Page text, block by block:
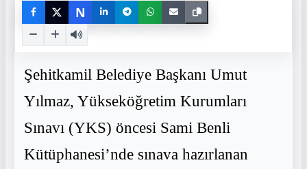
N
Şehitkamil Belediye Başkanı Umut
Yılmaz, Yükseköğretim Kurumları
Sınavı (YKS) öncesi Sami Benli
Kütüphanesi’nde sınava hazırlanan